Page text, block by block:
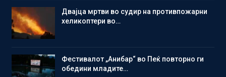
Двајца мртви во судир на противпожарни
хеликоптери во…
Фестивалот „Анибар“ во Пеќ повторно ги
обедини младите…